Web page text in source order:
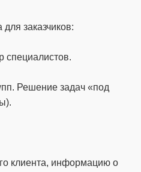
заказчиков:
специалистов.
Решение задач «под
клиента, информацию о